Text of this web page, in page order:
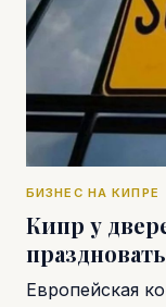
БИЗНЕС НА КИПРЕ
Кипр у
Европейская